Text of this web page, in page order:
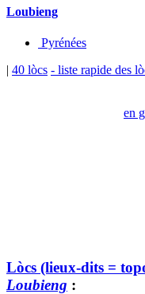
Loubieng
Pyrénées
| 40 lòcs - liste rapide des
en
Lòcs (lieux-dits =
Loubieng :